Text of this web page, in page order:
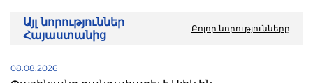
Այլ նորություններ
Հայաստանից
Բոլոր նորությունները
08.08.2026